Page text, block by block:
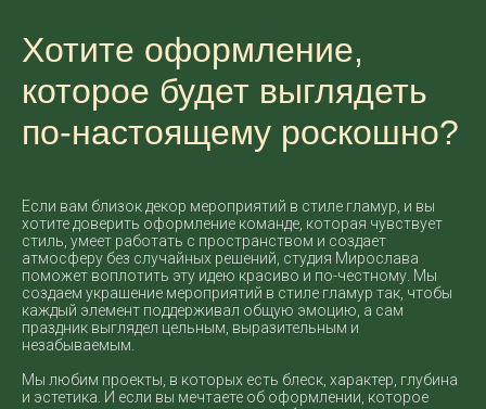
Хотите оформление,
которое будет выглядеть
по-настоящему роскошно?
Если вам близок декор мероприятий в стиле гламур, и вы
хотите доверить оформление команде, которая чувствует
стиль, умеет работать с пространством и создает
атмосферу без случайных решений, студия Мирослава
поможет воплотить эту идею красиво и по-честному. Мы
создаем украшение мероприятий в стиле гламур так, чтобы
каждый элемент поддерживал общую эмоцию, а сам
праздник выглядел цельным, выразительным и
незабываемым.
Мы любим проекты, в которых есть блеск, характер, глубина
и эстетика. И если вы мечтаете об оформлении, которое